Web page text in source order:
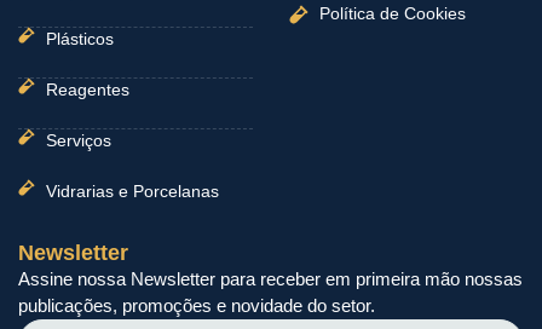
Plásticos
Reagentes
Serviços
Vidrarias e Porcelanas
Política de Cookies
Newsletter
Assine nossa Newsletter para receber em primeira mão nossas
publicações, promoções e novidade do setor.